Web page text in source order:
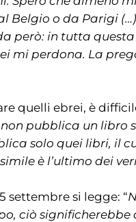
o da Parigi
però: in tutta
mi perdona. La
quelli ebrei, è
pubblica un libro
solo quei libri, il
è l’ultimo dei
settembre si legge: “
ciò